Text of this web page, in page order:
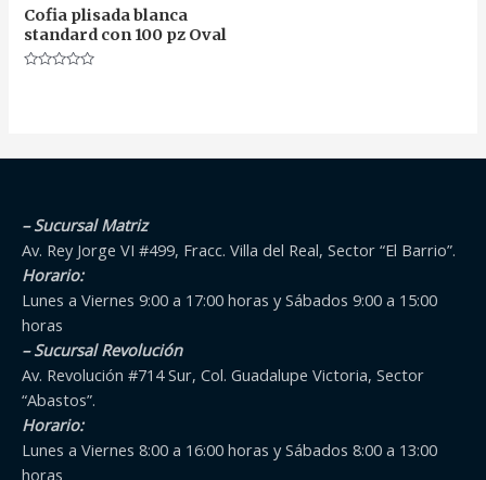
Cofia plisada blanca
standard con 100 pz Oval
– Sucursal Matriz
Av. Rey Jorge VI #499, Fracc. Villa del Real, Sector “El Barrio”.
Horario:
Lunes a Viernes 9:00 a 17:00 horas y Sábados 9:00 a 15:00
horas
– Sucursal Revolución
Av. Revolución #714 Sur, Col. Guadalupe Victoria, Sector
“Abastos”.
Horario:
Lunes a Viernes 8:00 a 16:00 horas y Sábados 8:00 a 13:00
horas